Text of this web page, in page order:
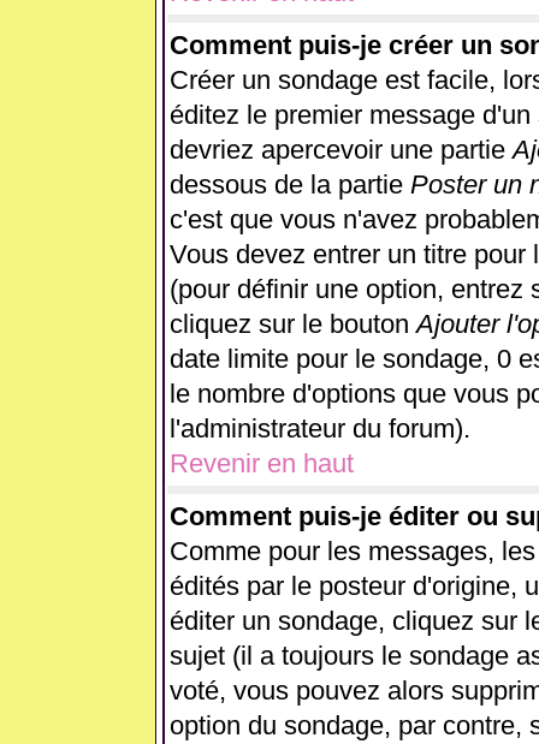
Comment puis-je créer un
Créer un sondage est facile,
éditez le premier message
devriez apercevoir une partie
dessous de la partie Poster un
c'est que vous n'avez
Vous devez entrer un titre
(pour définir une option, entrez
cliquez sur le boutonAjouter
date limite pour le sondage, 0
le nombre d'options que vous
l'administrateur du forum).
Revenir en haut
Comment puis-je éditer ou
Comme pour les messages,
édités par le posteur d'origine,
éditer un sondage, cliquez sur
sujet (il a toujours le sondage
voté, vous pouvez alors
option du sondage, par contre,